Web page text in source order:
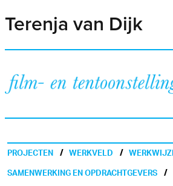
Terenja van Dijk
PROJECTEN WERKVELD
SAMENWERKING EN OPDRACHTGEVERS